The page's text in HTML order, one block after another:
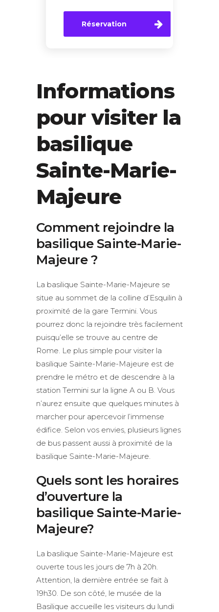
Réservation
Informations
pour visiter la
basilique
Sainte-Marie-
Majeure
Comment rejoindre la
basilique Sainte-Marie-
Majeure ?
La basilique Sainte-Marie-Majeure se
situe au sommet de la colline d’Esquilin à
proximité de la gare Termini. Vous
pourrez donc la rejoindre très facilement
puisqu’elle se trouve au centre de
Rome. Le plus simple pour visiter la
basilique Sainte-Marie-Majeure est de
prendre le métro et de descendre à la
station Termini sur la ligne A ou B. Vous
n’aurez ensuite que quelques minutes à
marcher pour apercevoir l’immense
édifice. Selon vos envies, plusieurs lignes
de bus passent aussi à proximité de la
basilique Sainte-Marie-Majeure.
Quels sont les horaires
d’ouverture la
basilique Sainte-Marie-
Majeure?
La basilique Sainte-Marie-Majeure est
ouverte tous les jours de 7h à 20h.
Attention, la dernière entrée se fait à
19h30. De son côté, le musée de la
Basilique accueille les visiteurs du lundi